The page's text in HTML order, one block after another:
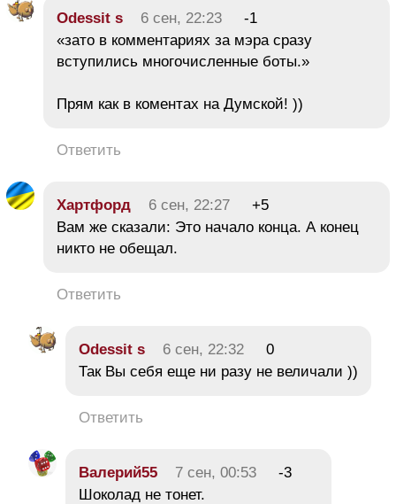
Odessit s 6 сен, 22:23
-1
«зато в комментариях за мэра сразу
вступились многочисленные боты.»
Прям как в коментах на Думской! ))
Ответить
Хартфорд 6 сен, 22:27
+5
Вам же сказали: Это начало конца. А конец
никто не обещал.
Ответить
Odessit s 6 сен, 22:32
0
Так Вы себя еще ни разу не величали ))
Ответить
Валерий55 7 сен, 00:53
-3
Шоколад не тонет.